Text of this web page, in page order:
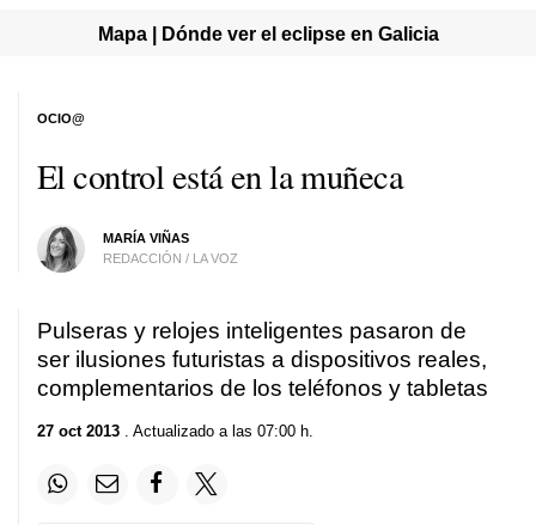
Mapa | Dónde ver el eclipse en Galicia
El control está en la muñeca
MARÍA VIÑAS
REDACCIÓN / LA VOZ
OCIO@
Pulseras y relojes inteligentes pasaron de
ser ilusiones futuristas a dispositivos reales,
complementarios de los teléfonos y tabletas
27 oct 2013 . Actualizado a las 07:00 h.